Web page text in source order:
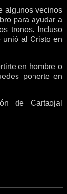
algunos vecinos
para ayudar a
tronos. Incluso
unió al Cristo en
en hombre o
ponerte en
de Cartaojal